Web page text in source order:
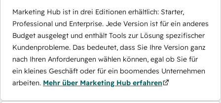
Marketing Hub ist in drei Editionen erhältlich: Starter,
Professional und Enterprise. Jede Version ist für ein anderes
Budget ausgelegt und enthält Tools zur Lösung spezifischer
Kundenprobleme. Das bedeutet, dass Sie Ihre Version ganz
nach Ihren Anforderungen wählen können, egal ob Sie für
ein kleines Geschäft oder für ein boomendes Unternehmen
arbeiten. Mehr über Marketing Hub erfahren